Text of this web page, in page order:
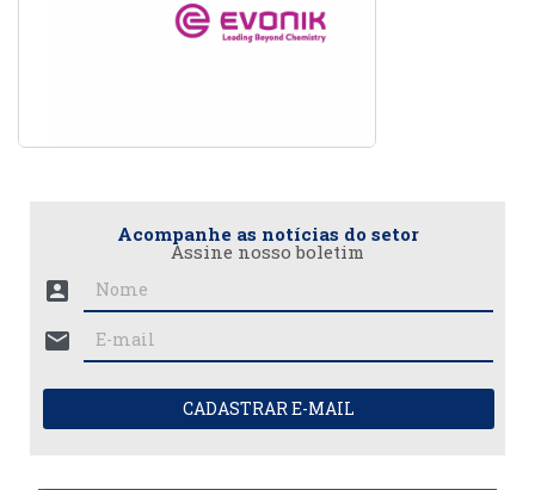
Acompanhe as notícias do setor
Assine nosso boletim
account_box
mail
CADASTRAR E-MAIL